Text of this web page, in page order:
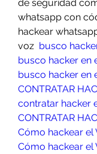
de seguridad
whatsapp con
hackear
voz busco
busco hacker en
busco hacker en
CONTRATAR
contratar hacker
CONTRATAR
Cómo hackear el
Cómo hackear el